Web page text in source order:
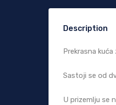
Description
Prekrasna
Sastoji se od
U prizemlju se